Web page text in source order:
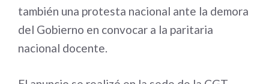
también una protesta nacional ante la demora
del Gobierno en convocar a la paritaria
nacional docente.